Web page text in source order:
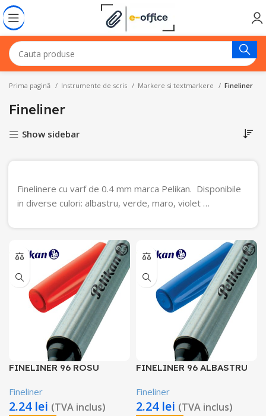
Prima pagină Instrumente de scris Markere si textmarkere Fineliner
Fineliner
Show sidebar
Finelinere cu varf de 0.4 mm marca Pelikan. Disponibile
in diverse culori: albastru, verde, maro, violet …
FINELINER 96 ROSU
Fineliner
2.24 lei (TVA inclus)
FINELINER 96 ALBASTRU
Fineliner
2.24 lei (TVA inclus)